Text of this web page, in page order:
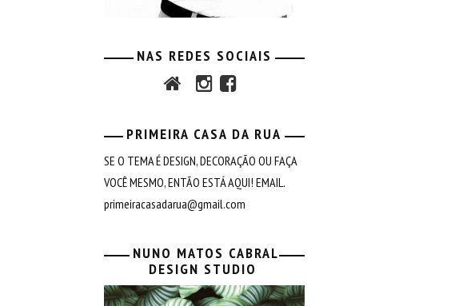
NAS REDES SOCIAIS
PRIMEIRA CASA DA RUA
SE O TEMA É DESIGN, DECORAÇÃO OU FAÇA
VOCÊ MESMO, ENTÃO ESTÁ AQUI! EMAIL.
primeiracasadarua@gmail.com
NUNO MATOS CABRAL
DESIGN STUDIO